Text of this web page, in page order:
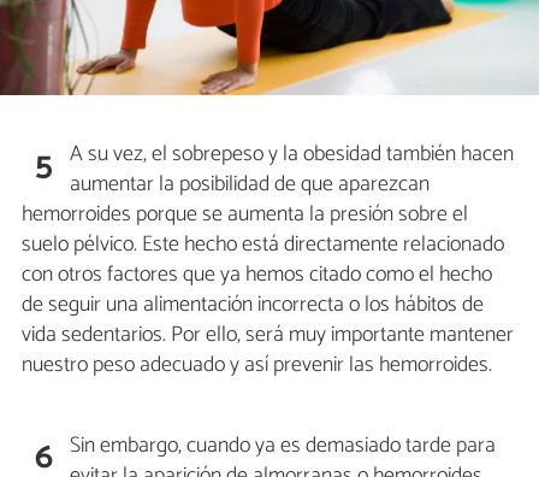
5 A su vez, el sobrepeso y la obesidad también hacen
aumentar la posibilidad de que aparezcan
hemorroides porque se aumenta la presión sobre el
suelo pélvico. Este hecho está directamente relacionado
con otros factores que ya hemos citado como el hecho
de seguir una alimentación incorrecta o los hábitos de
vida sedentarios. Por ello, será muy importante mantener
nuestro peso adecuado y así prevenir las hemorroides.
6 Sin embargo, cuando ya es demasiado tarde para